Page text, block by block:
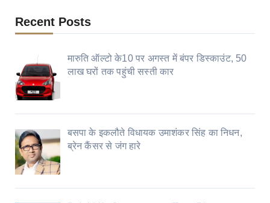
Recent Posts
मारुति ऑल्टो के10 पर अगस्त में बंपर डिस्काउंट, 50
लाख घरों तक पहुंची सस्ती कार
बसपा के इकलौते विधायक उमाशंकर सिंह का निधन,
ब्रेन कैंसर से जंग हारे